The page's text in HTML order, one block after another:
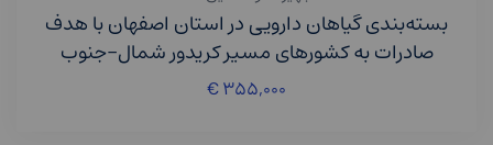
بسته‌بندی گیاهان دارویی در استان اصفهان با هدف
صادرات به کشورهای مسیر کریدور شمال–جنوب
€۳۵۵,۰۰۰